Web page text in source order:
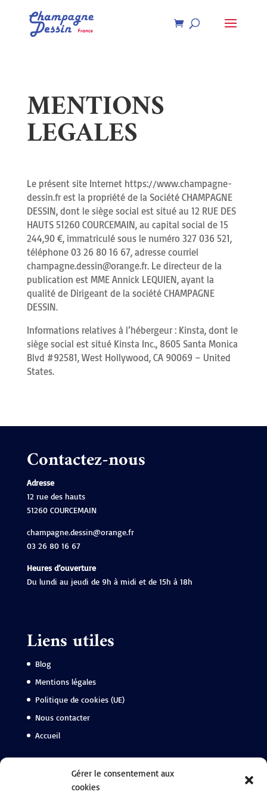
Gérer le consentement aux
cookies
MENTIONS
LEGALES
Le présent site Internet https://www.champagne-
dessin.fr est la propriété de la Société CHAMPAGNE
DESSIN, dont le siège social est situé au 12 RUE DES
HAUTS 51260 COURCEMAIN, au capital social de 15
244,90 €, immatriculé sous le numéro 327 036 521,
téléphone 03 26 80 16 67, adresse courriel
champagne.dessin@orange.fr. Le directeur de la
publication est MME Annick LEQUIEN, ayant la
qualité de Dirigeant de la société CHAMPAGNE
DESSIN.
Informations relatives à l’hébergeur : Kinsta, dont le
siège social est situé Kinsta Inc., 8605 Santa Monica
Blvd #92581, West Hollywood, CA 90069 – United
States.
Contactez-nous
Adresse
12 rue des hauts
51260 COURCEMAIN
champagne.dessin@orange.fr
03 26 80 16 67
Heures d’ouverture
Du lundi au jeudi de 9h à midi et de 15h à 18h
Liens utiles
Blog
Mentions légales
Politique de cookies (UE)
Nous contacter
Accueil
Suivez-nous